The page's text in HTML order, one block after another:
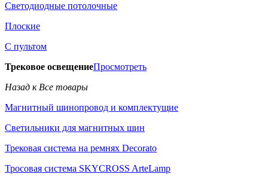
Светодиодные потолочные
Плоские
С пультом
Трековое освещениеПросмотреть
Назад к Все товары
Магнитный шинопровод и комплектущие
Светильники для магнитных шин
Трековая система на ремнях Decorato
Тросовая система SKYCROSS ArteLamp